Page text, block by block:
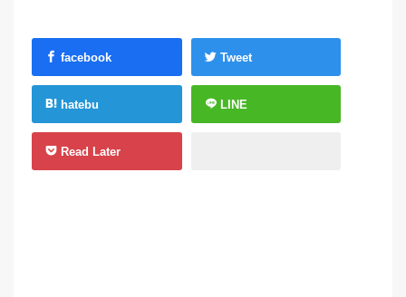
facebook Tweet
hatebu LINE
Read Later